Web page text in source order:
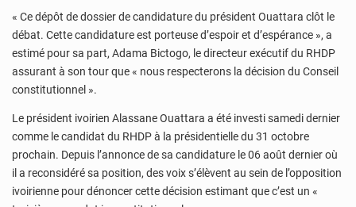
« Ce dépôt de dossier de candidature du président Ouattara clôt le
débat. Cette candidature est porteuse d’espoir et d’espérance », a
estimé pour sa part, Adama Bictogo, le directeur exécutif du RHDP
assurant à son tour que « nous respecterons la décision du Conseil
constitutionnel ».
Le président ivoirien Alassane Ouattara a été investi samedi dernier
comme le candidat du RHDP à la présidentielle du 31 octobre
prochain. Depuis l’annonce de sa candidature le 06 août dernier où
il a reconsidéré sa position, des voix s’élèvent au sein de l’opposition
ivoirienne pour dénoncer cette décision estimant que c’est un «